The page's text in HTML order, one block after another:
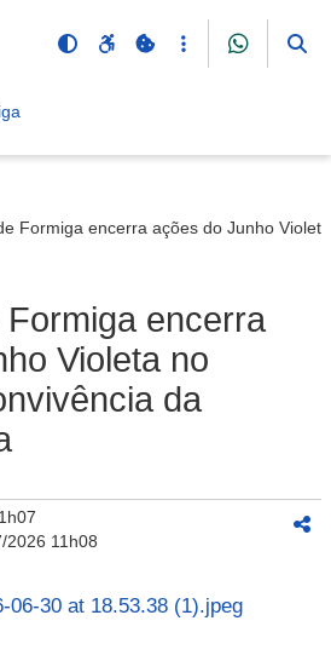
Formiga encerra ações do Junho
encerra
Violeta no
da
2026 11h08
06-30 at 18.53.38 (1).jpeg